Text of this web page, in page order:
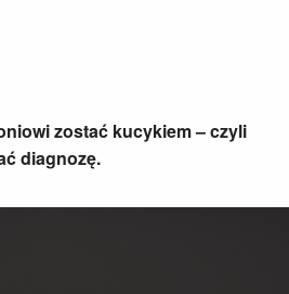
zostać kucykiem – czyli
diagnozę.